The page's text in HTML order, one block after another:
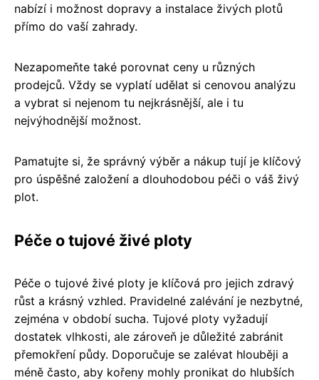
nabízí i možnost dopravy a instalace živých plotů
přímo do vaší zahrady.
Nezapomeňte také porovnat ceny u různých
prodejců. Vždy se vyplatí udělat si cenovou analýzu
a vybrat si nejenom tu nejkrásnější, ale i tu
nejvýhodnější možnost.
Pamatujte si, že správný výběr a nákup tují je klíčový
pro úspěšné založení a dlouhodobou péči o váš živý
plot.
Péče o tujové živé ploty
Péče o tujové živé ploty je klíčová pro jejich zdravý
růst a krásný vzhled. Pravidelné zalévání je nezbytné,
zejména v období sucha. Tujové ploty vyžadují
dostatek vlhkosti, ale zároveň je důležité zabránit
přemokření půdy. Doporučuje se zalévat hlouběji a
méně často, aby kořeny mohly pronikat do hlubších